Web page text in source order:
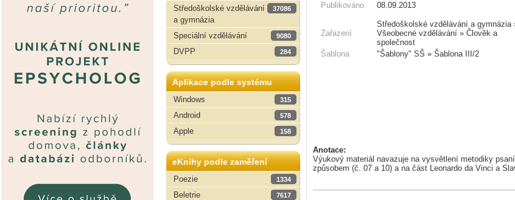
Středoškolské vzdělávání
a gymnázia
37086
Speciální vzdělávání 9080
DVPP 284
Aplikace podle systému
Windows
315
Android 578
Apple 158
eKnihy podle zaměření
Poezie
1334
Beletrie 7617
Publikováno
08.09.2013
Zařazení
Středoškolské vzdělávání a gymnázia
Všeobecné vzdělávání » Člověk a
společnost
Šablona
"Šablony" SŠ » Šablona III/2
Anotace:
Výukový materiál navazuje na vysvětlení metodiky
způsobem (č. 07 a 10) a na část Leonardo da Vinci a